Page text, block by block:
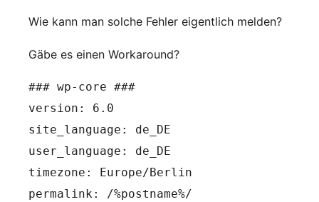
Wie kann man solche Fehler eigentlich melden?
Gäbe es einen Workaround?
### wp-core ###
version: 6.0
site_language: de_DE
user_language: de_DE
timezone: Europe/Berlin
permalink: /%postname%/